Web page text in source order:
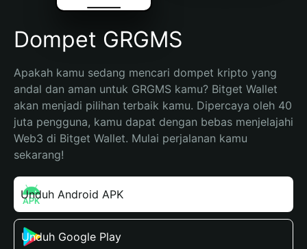
Dompet GRGMS
Apakah kamu sedang mencari dompet kripto yang
andal dan aman untuk GRGMS kamu? Bitget Wallet
akan menjadi pilihan terbaik kamu. Dipercaya oleh 40
juta pengguna, kamu dapat dengan bebas menjelajahi
Web3 di Bitget Wallet. Mulai perjalanan kamu
sekarang!
Unduh Android APK
Unduh Google Play